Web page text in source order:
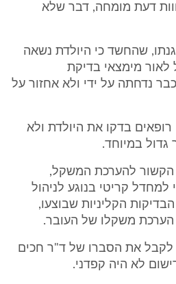
דעת מומחה, דבר שלא
שהחשד כי היולדת נשאה
מימצאי בדיקת
נדחתה על ידי ולא אחזור על
רופאים בדקו את היולדת ולא
במיוחד.
הקשור להערכת המשקל,
למחדל קריטי בנוגע לניהול
הקליניות שבוצעו,
הערכת משקלו של העובר.
לקבל את הסברו של ד"ר חכים